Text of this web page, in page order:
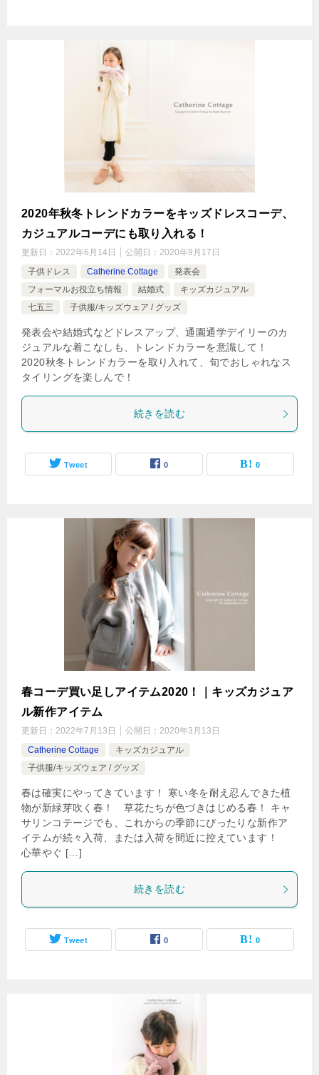
2020年秋冬トレンドカラーをキッズドレスコーデ、
カジュアルコーデにも取り入れる！
更新日： 2022年6月14日 公開日： 2020年9月17日
子供ドレス
Catherine Cottage
発表会
フォーマルお役立ち情報
結婚式
キッズカジュアル
七五三
子供服/キッズウェア / グッズ
発表会や結婚式などドレスアップ、通園通学デイリーのカ
ジュアルな着こなしも、トレンドカラーを意識して！
2020秋冬トレンドカラーを取り入れて、旬でおしゃれなス
タイリングを楽しんで！
続きを読む
Tweet 0 0
春コーデ買い足しアイテム2020！｜キッズカジュア
ル新作アイテム
更新日： 2022年7月13日 公開日： 2020年3月13日
Catherine Cottage
キッズカジュアル
子供服/キッズウェア / グッズ
春は確実にやってきています！ 寒い冬を耐え忍んできた植
物が新緑芽吹く春！ 草花たちが色づきはじめる春！ キャ
サリンコテージでも、これからの季節にぴったりな新作ア
イテムが続々入荷、または入荷を間近に控えています！
心華やぐ […]
続きを読む
Tweet 0 0